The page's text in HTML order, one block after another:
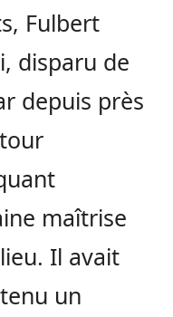
Fulbert
disparu de
depuis près
maîtrise
Il avait
un